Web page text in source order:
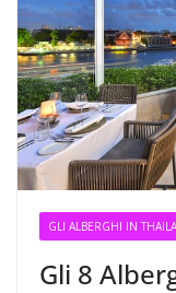
GLI ALBERGHI IN
Gli 8